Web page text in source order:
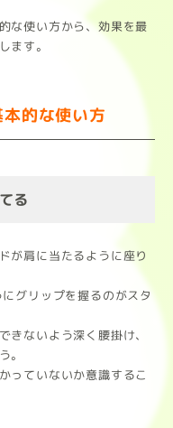
な使い方から、効果を最
ます。
的な使い方
る
が肩に当たるように座り
グリップを握るのがスタ
きないよう深く腰掛け、
。
っていないか意識するこ